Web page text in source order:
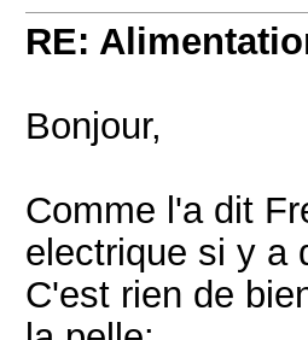
RE:
Bonjour,
Comme l'a dit
electrique si y a
C'est rien de